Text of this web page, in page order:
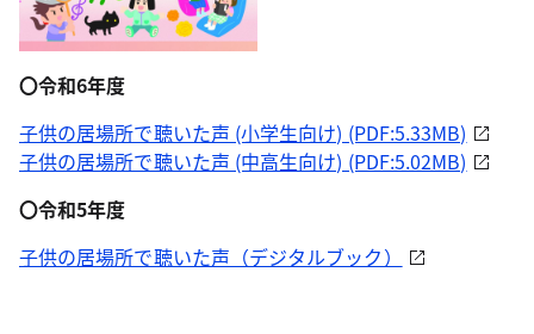
〇令和6年度
子供の居場所で聴いた声 (小学生向け) (PDF:5.33MB)
子供の居場所で聴いた声 (中高生向け) (PDF:5.02MB)
〇令和5年度
子供の居場所で聴いた声（デジタルブック）